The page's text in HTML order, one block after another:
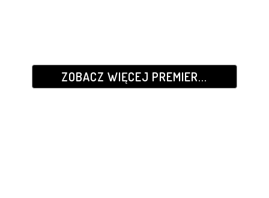
ZOBACZ WIĘCEJ PREMIER...